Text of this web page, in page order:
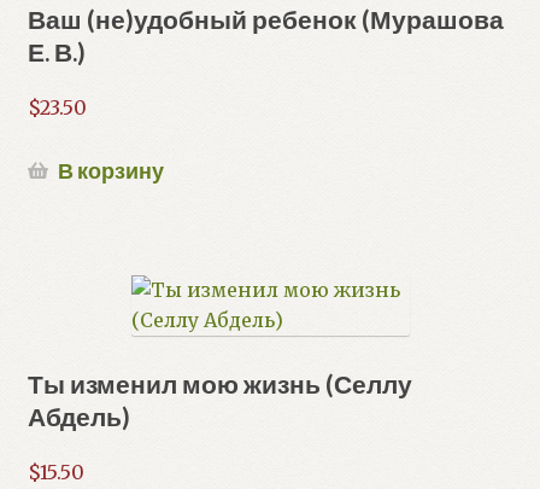
Ваш (не)удобный ребенок (Мурашова
Е. В.)
$23.50
В корзину
Ты изменил мою жизнь (Селлу
Абдель)
$15.50